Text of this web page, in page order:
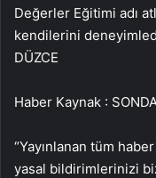
Değerler Eğitimi adı
kendilerini
DÜZCE
Haber Kaynak :
“Yayınlanan tüm
yasal bildirimlerinizi